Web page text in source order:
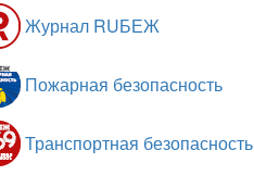
Журнал RUБЕЖ
Пожарная безопасность
Транспортная безопасность